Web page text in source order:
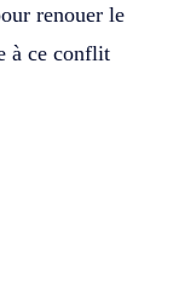
renouer le
à ce conflit